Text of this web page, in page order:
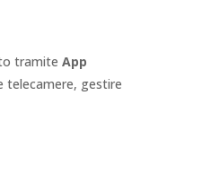
tramite App
telecamere, gestire